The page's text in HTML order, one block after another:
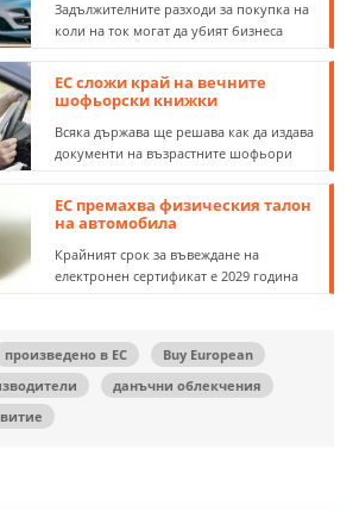
Задължителните разходи за покупка на
коли на ток могат да убият бизнеса
ЕС сложи край на вечните
шофьорски книжки
Всяка държава ще решава как да издава
документи на възрастните шофьори
EС премахва физическия талон
на автомобила
Крайният срок за въвеждане на
електронен сертификат е 2029 година
произведено в ЕС
Buy European
данъчни облекчения